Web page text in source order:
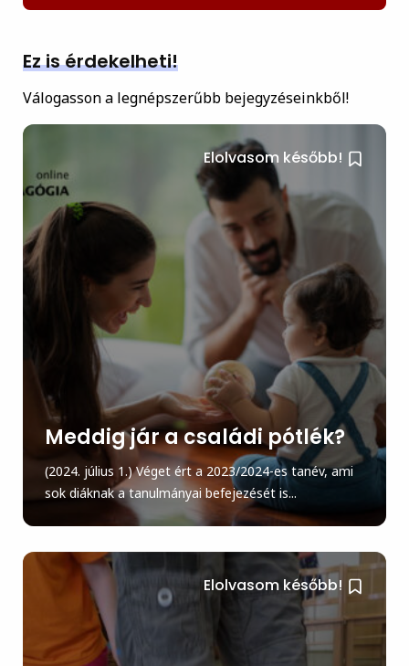
Ez is érdekelheti!
Válogasson a legnépszerűbb bejegyzéseinkből!
Elolvasom később!
Meddig jár a családi pótlék?
(2024. július 1.) Véget ért a 2023/2024-es tanév, ami
sok diáknak a tanulmányai befejezését is...
Elolvasom később!